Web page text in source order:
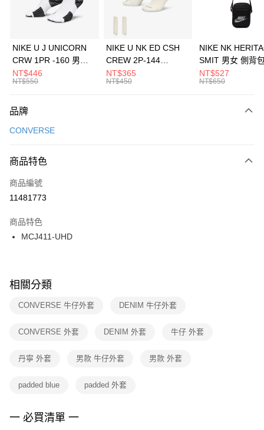
華南商業銀行
彰化商業銀行
上海商業儲蓄銀行
元大商業銀行
台灣樂天信用卡公司
Apple Pay
全盈+PAY
AFTEE先享後付
【關於「AFTEE先享後付」】
便利好安心！
３．安心：先確認商品／服務後，再付款。
【「AFTEE先享後付」結帳流程】
１．於結帳方式選擇「AFTEE先享後付」後，將跳轉至「AFTEE先享後付」
２．訂單成立數日內，您將收到繳費通知簡訊。
３．收到繳費通知簡訊後14天內，點擊此簡訊中的連結，可透過四大超商／
ATM／網路銀行／等多元方式進行付款，方視為交易完成。
※ 交易是否成功請以「AFTEE先享後付 」之結帳頁面顯示為準，若有關於
是否繳費成功／繳費後需取消欲退款等相關疑問，請聯繫「AFTEE先享後付
客戶支援中心」 https://netprotections.freshdesk.com/support/home
１．透過由恩沛科技股份有限公司提供之「AFTEE先享後付」服務完成之交
權轉讓予恩沛科技股份有限公司。
３．未成年的使用者請事先徵得法定代理人或監護人之同意方可使用
４．使用「AFTEE先享後付」時，將依據個別帳號之用戶狀況，依本公司即
運送方式
每筆NT$100，滿NT$1,500(含以上)免運費
宅配
每筆NT$100，滿NT$1,500(含以上)免運費
付款後門市自取
每筆NT$100，滿NT$1,500(含以上)免運費
NIKE U J UNICORN
CRW 1PR -160 男女
中統襪 FZ3393100
NT$446
NT$550
NIKE U NK ED CSH
CREW 2P-144
EMBRDY 男女 短統襪
FZ3073133
NT$365
NT$450
NIKE NK
SMIT 男女 側背
BA5871010
NT$527
NT$650
品牌
CONVERSE
商品特色
商品編號
11481773
商品特色
MCJ411-UHD
相關分類
CONVERSE 牛仔外套 DENIM 牛仔外套
CONVERSE 外套 DENIM 外套 牛仔 外套
丹寧 外套 男款 牛仔外套 男款 外套
padded blue padded 外套
一 必買清單 一